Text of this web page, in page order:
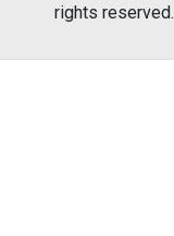
rights reserved.